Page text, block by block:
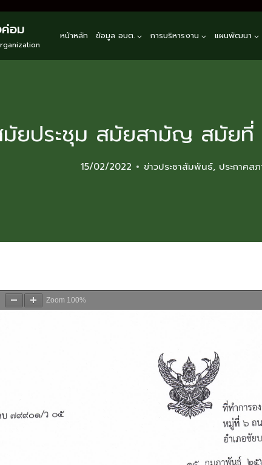
อม หน้าหลัก ข้อมูล อบต. การบริหารงาน แผนพัฒนา
ยประชุม สมัยสามัญ สมัยที่
15/02/2022 ข่าวประชาสัมพันธ์, ประกาศส
Zoom 100%